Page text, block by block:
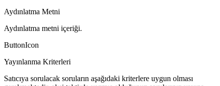
Aydınlatma Metni
Aydınlatma metni içeriği.
ButtonIcon
Yayınlanma Kriterleri
Satıcıya sorulacak soruların aşağıdaki kriterlere uygun olması